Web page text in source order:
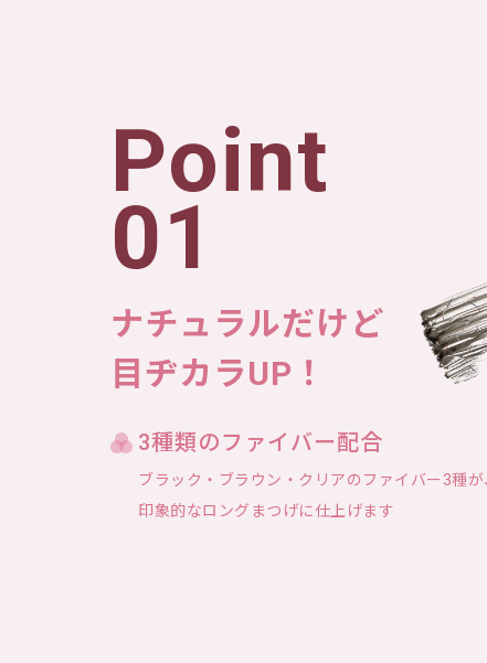
Point
01
ナチュラルだけど
目ヂカラUP！
3種類のファイバー配合
ブラック・ブラウン・クリアのファイバー3種が
印象的なロングまつげに仕上げます